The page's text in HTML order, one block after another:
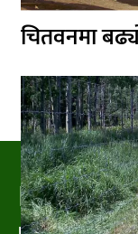
चितवनमा